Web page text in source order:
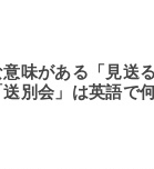
味がある「見送
別会」は英語で